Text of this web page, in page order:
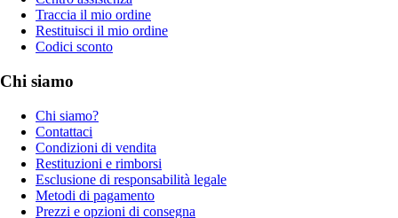
Traccia il mio ordine
Restituisci il mio ordine
Codici sconto
Chi siamo
Chi siamo?
Contattaci
Condizioni di vendita
Restituzioni e rimborsi
Esclusione di responsabilità legale
Metodi di pagamento
Prezzi e opzioni di consegna